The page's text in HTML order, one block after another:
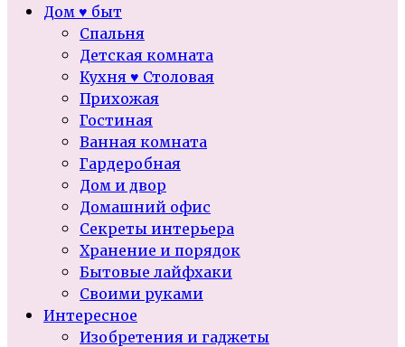
Дом ♥ быт
Спальня
Детская комната
Кухня ♥ Столовая
Прихожая
Гостиная
Ванная комната
Гардеробная
Дом и двор
Домашний офис
Секреты интерьера
Хранение и порядок
Бытовые лайфхаки
Своими руками
Интересное
Изобретения и гаджеты